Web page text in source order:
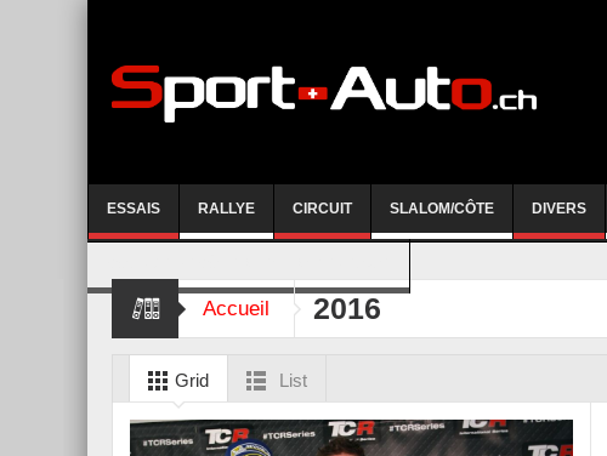
ESSAIS RALLYE CIRCUIT SLALOM/CÔTE DIVERS
Accueil 2016
Grid List